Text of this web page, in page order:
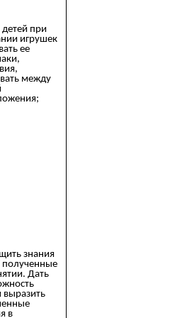
детей при
игрушек
ее
между
знания
полученные
Дать
выразить
в